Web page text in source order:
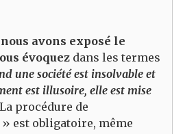
nous avons exposé le
évoquez dans les termes
une société est insolvable et
est illusoire, elle est mise
procédure de
est obligatoire, même